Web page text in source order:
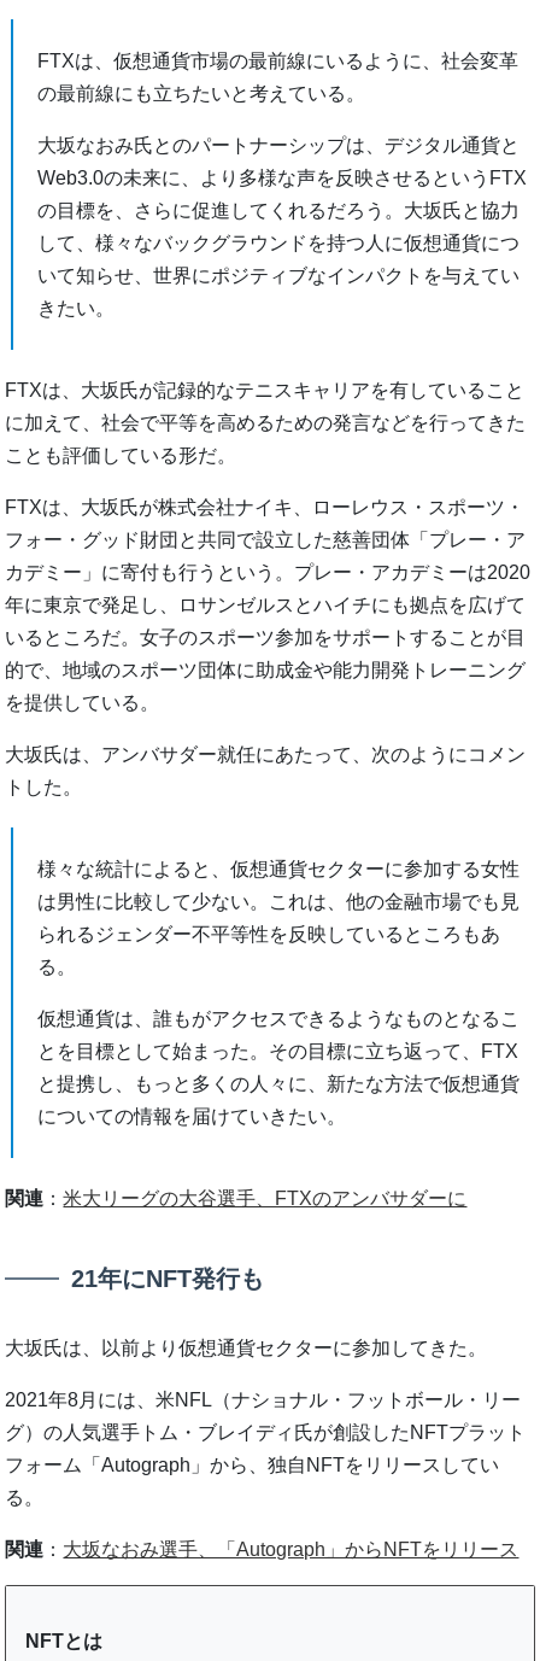
FTXは、仮想通貨市場の最前線にいるように、社会変革
の最前線にも立ちたいと考えている。
大坂なおみ氏とのパートナーシップは、デジタル通貨と
Web3.0の未来に、より多様な声を反映させるというFTX
の目標を、さらに促進してくれるだろう。大坂氏と協力
して、様々なバックグラウンドを持つ人に仮想通貨につ
いて知らせ、世界にポジティブなインパクトを与えてい
きたい。
FTXは、大坂氏が記録的なテニスキャリアを有していること
に加えて、社会で平等を高めるための発言などを行ってきた
ことも評価している形だ。
FTXは、大坂氏が株式会社ナイキ、ローレウス・スポーツ・
フォー・グッド財団と共同で設立した慈善団体「プレー・ア
カデミー」に寄付も行うという。プレー・アカデミーは2020
年に東京で発足し、ロサンゼルスとハイチにも拠点を広げて
いるところだ。女子のスポーツ参加をサポートすることが目
的で、地域のスポーツ団体に助成金や能力開発トレーニング
を提供している。
大坂氏は、アンバサダー就任にあたって、次のようにコメン
トした。
様々な統計によると、仮想通貨セクターに参加する女性
は男性に比較して少ない。これは、他の金融市場でも見
られるジェンダー不平等性を反映しているところもあ
る。
仮想通貨は、誰もがアクセスできるようなものとなるこ
とを目標として始まった。その目標に立ち返って、FTX
と提携し、もっと多くの人々に、新たな方法で仮想通貨
についての情報を届けていきたい。
関連 ：米大リーグの大谷選手、FTXのアンバサダーに
21年にNFT発行も
大坂氏は、以前より仮想通貨セクターに参加してきた。
2021年8月には、米NFL（ナショナル・フットボール・リー
グ）の人気選手トム・ブレイディ氏が創設したNFTプラット
フォーム「Autograph」から、独自NFTをリリースしてい
る。
関連 ： 大坂なおみ選手、「Autograph」からNFTをリリース
NFTとは